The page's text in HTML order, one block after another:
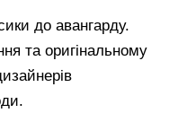
до авангарду.
та оригінальному